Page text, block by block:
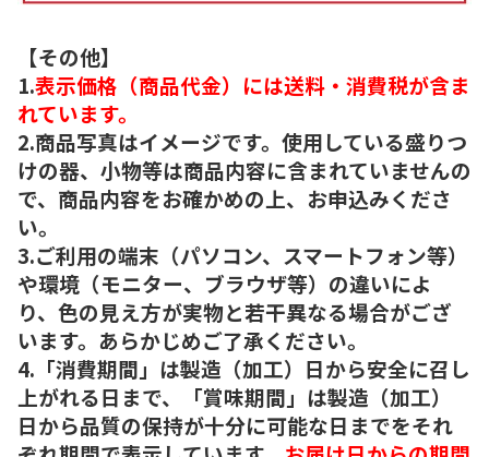
【その他】
1.表示価格（商品代金）には送料・消費税が含ま
れています。
2.商品写真はイメージです。使用している盛りつ
けの器、小物等は商品内容に含まれていませんの
で、商品内容をお確かめの上、お申込みくださ
い。
3.ご利用の端末（パソコン、スマートフォン等）
や環境（モニター、ブラウザ等）の違いによ
り、色の見え方が実物と若干異なる場合がござ
います。あらかじめご了承ください。
4.「消費期間」は製造（加工）日から安全に召し
上がれる日まで、「賞味期間」は製造（加工）
日から品質の保持が十分に可能な日までをそれ